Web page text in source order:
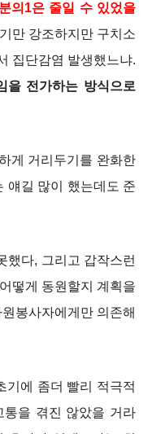
의1은 줄일 수 있었을
만 강조하지만 구치소
집단감염 발생했느냐.
을 전가하는 방식으로
게 거리두기를 완화한
얘길 많이 했는데도 준
다, 그리고 갑작스런
떻게 동원할지 계획을
봉사자에게만 의존해
에 좀더 빨리 적극적
통을 겪진 않았을 거라